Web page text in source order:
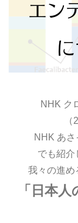
エン
NHK ク
NHK あ
でも紹介
我々の進め
「日本